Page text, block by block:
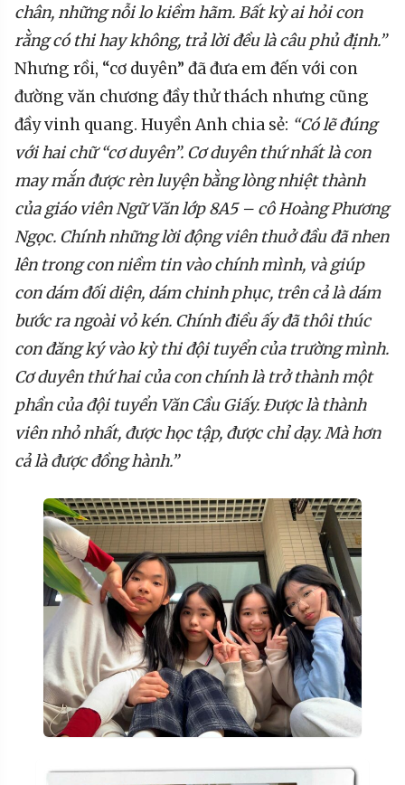
chân, những nỗi lo kiềm hãm. Bất kỳ ai hỏi con
rằng có thi hay không, trả lời đều là câu phủ định.”
Nhưng rồi, “cơ duyên” đã đưa em đến với con
đường văn chương đầy thử thách nhưng cũng
đầy vinh quang. Huyền Anh chia sẻ: “Có lẽ đúng
với hai chữ “cơ duyên”. Cơ duyên thứ nhất là con
may mắn được rèn luyện bằng lòng nhiệt thành
của giáo viên Ngữ Văn lớp 8A5 – cô Hoàng Phương
Ngọc. Chính những lời động viên thuở đầu đã nhen
lên trong con niềm tin vào chính mình, và giúp
con dám đối diện, dám chinh phục, trên cả là dám
bước ra ngoài vỏ kén. Chính điều ấy đã thôi thúc
con đăng ký vào kỳ thi đội tuyển của trường mình.
Cơ duyên thứ hai của con chính là trở thành một
phần của đội tuyển Văn Cầu Giấy. Được là thành
viên nhỏ nhất, được học tập, được chỉ dạy. Mà hơn
cả là được đồng hành.”